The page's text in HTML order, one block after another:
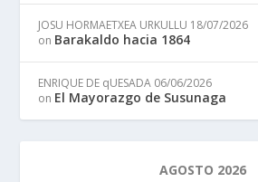
JOSU HORMAETXEA URKULLU 18/07/2026
on Barakaldo hacia 1864
ENRIQUE DE qUESADA 06/06/2026
on El Mayorazgo de Susunaga
AGOSTO 2026